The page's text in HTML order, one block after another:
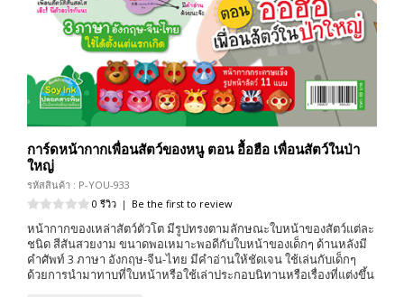
การ์ดหน้ากากเพื่อนสัตว์ของหนู ตอน อื้อฮือ เพื่อนสัตว์ในป่า
ใหญ่
รหัสสินค้า : P-YOU-933
0 รีวิว | Be the first to review
หน้ากากของเหล่าสัตว์ตัวโต มีรูปทรงตามลักษณะใบหน้าของสัตว์แต่ละ
ชนิด สีสันสวยงาม ขนาดพอเหมาะพอดีกับใบหน้าของเด็กๆ ด้านหลังมี
คำศัพท์ 3 ภาษา อังกฤษ-จีน-ไทย มีคำอ่านให้ชัดเจน ใช้เล่นกับเด็กๆ
ด้วยการนำมาทาบที่ใบหน้าหรือใช้เล่าประกอบนิทานหรือเรื่องที่แต่งขึ้น